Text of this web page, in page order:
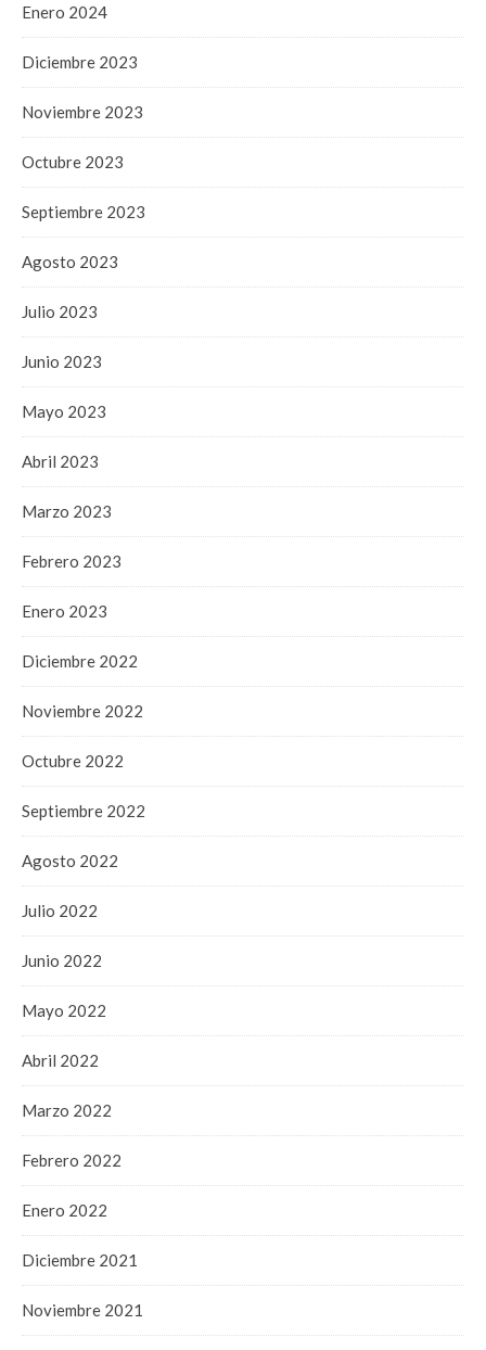
Enero 2024
Diciembre 2023
Noviembre 2023
Octubre 2023
Septiembre 2023
Agosto 2023
Julio 2023
Junio 2023
Mayo 2023
Abril 2023
Marzo 2023
Febrero 2023
Enero 2023
Diciembre 2022
Noviembre 2022
Octubre 2022
Septiembre 2022
Agosto 2022
Julio 2022
Junio 2022
Mayo 2022
Abril 2022
Marzo 2022
Febrero 2022
Enero 2022
Diciembre 2021
Noviembre 2021